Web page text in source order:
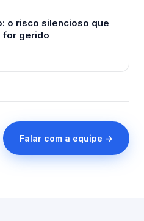
o risco silencioso que
for gerido
Falar com a equipe →